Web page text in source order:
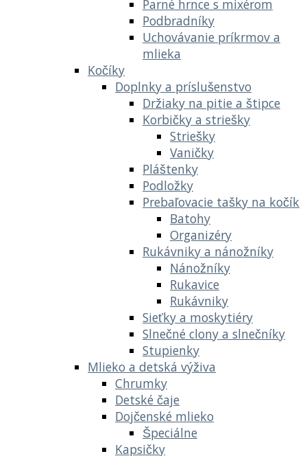
Parné hrnce s mixérom
Podbradníky
Uchovávanie príkrmov a
mlieka
Kočíky
Doplnky a príslušenstvo
Držiaky na pitie a štipce
Korbičky a striešky
Striešky
Vaničky
Pláštenky
Podložky
Prebaľovacie tašky na kočík
Batohy
Organizéry
Rukávniky a nánožníky
Nánožníky
Rukavice
Rukávniky
Sieťky a moskytiéry
Slnečné clony a slnečníky
Stupienky
Mlieko a detská výživa
Chrumky
Detské čaje
Dojčenské mlieko
Špeciálne
Kapsičky